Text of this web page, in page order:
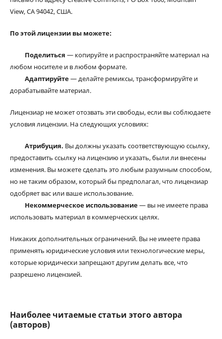
View, CA 94042, США.
По этой лицензии вы можете:
Поделиться — копируйте и распространяйте материал на
любом носителе и в любом формате.
Адаптируйте— делайте ремиксы, трансформируйте и
дорабатывайте материал.
Лицензиар не может отозвать эти свободы, если вы соблюдаете
условия лицензии. На следующих условиях:
Атрибуция. Вы должны указать соответствующую ссылку,
предоставить ссылку на лицензию и указать, были ли внесены
изменения. Вы можете сделать это любым разумным способом,
но не таким образом, который бы предполагал, что лицензиар
одобряет вас или ваше использование.
Некоммерческое использование— вы не имеете права
использовать материал в коммерческих целях.
Никаких дополнительных ограничений. Вы не имеете права
применять юридические условия или технологические меры,
которые юридически запрещают другим делать все, что
разрешено лицензией.
Наиболее читаемые статьи этого автора
(авторов)